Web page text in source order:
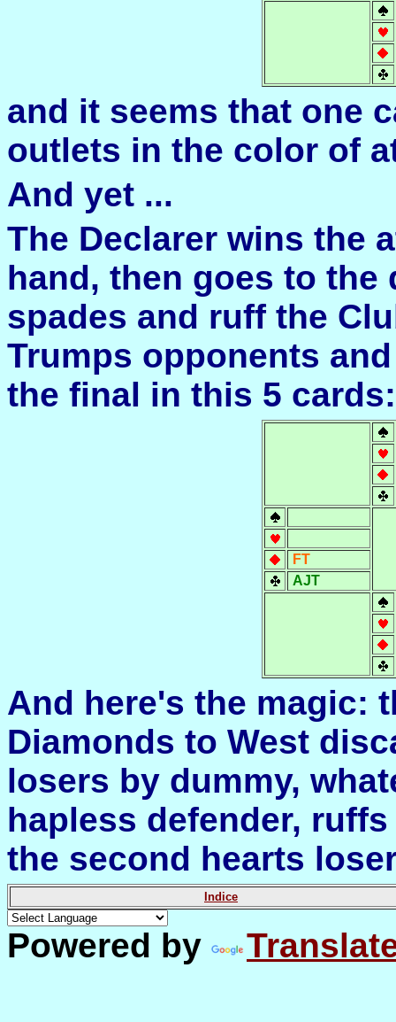
and it seems that one
outlets in the color of
And yet ...
The Declarer wins the
hand, then goes to the
spades and ruff the
Trumps opponents and
the final in this 5 cards:
FT
AJT
And here's the magic:
Diamonds to West
losers by dummy,
hapless defender,
the second hearts
Indice
Powered by